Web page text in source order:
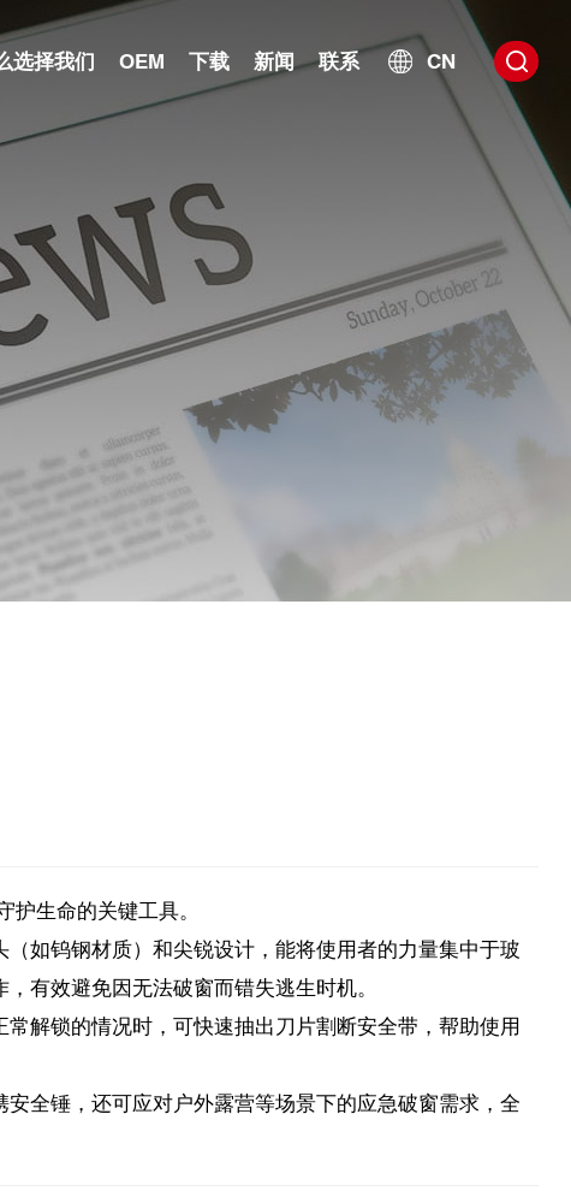
选择我们 OEM 下载 新闻 联系 CN
生命的关键工具。
如钨钢材质）和尖锐设计，能将使用者的力量集中于玻
有效避免因无法破窗而错失逃生时机。
解锁的情况时，可快速抽出刀片割断安全带，帮助使用
全锤，还可应对户外露营等场景下的应急破窗需求，全